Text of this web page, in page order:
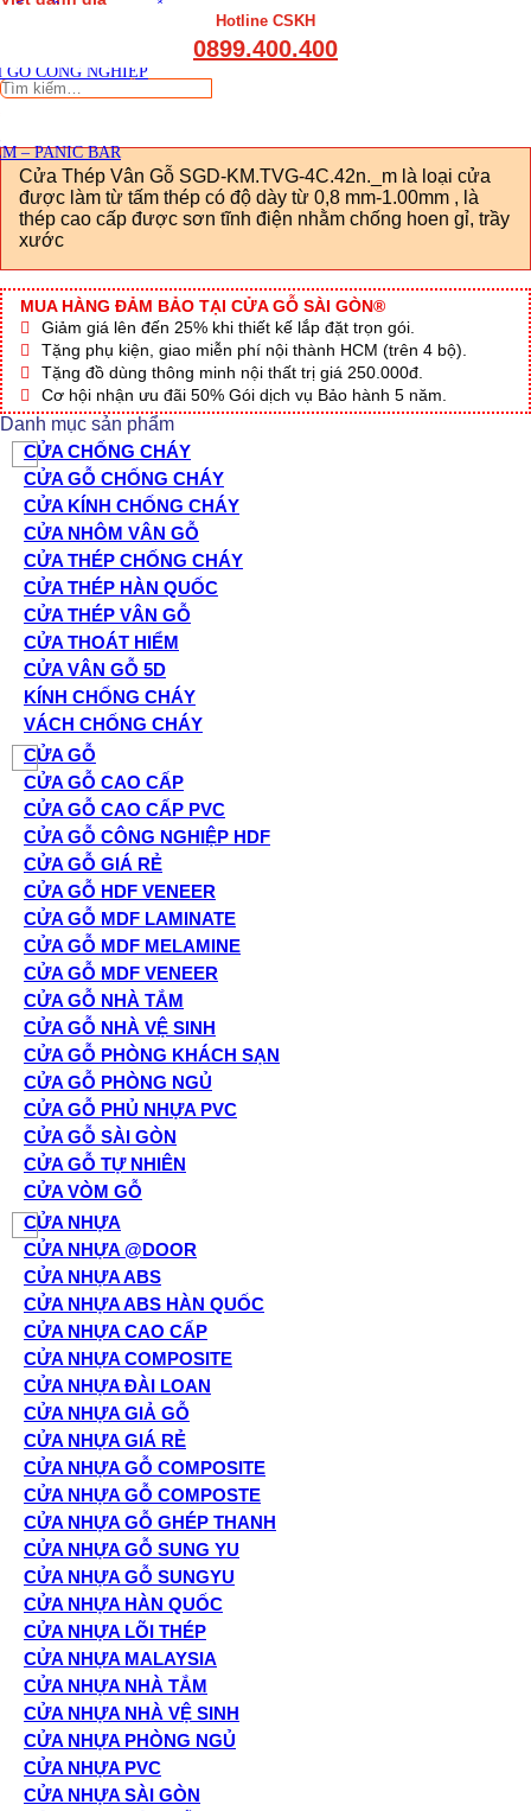
CẦU THANG GỖ
GỖ CÔNG NGHIỆP
– PANIC BAR
Hotline CSKH
0899.400.400
Tìm
Cửa Thép Vân Gỗ SGD-KM.TVG-4C.42n._m là loại cửa
được làm từ tấm thép có độ dày từ 0,8 mm-1.00mm , là
thép cao cấp được sơn tĩnh điện nhằm chống hoen gỉ, trầy
xước
MUA HÀNG ĐẢM BẢO TẠI CỬA GỖ SÀI GÒN®
Giảm giá lên đến 25% khi thiết kế lắp đặt trọn gói.
Tặng phụ kiện, giao miễn phí nội thành HCM (trên 4 bộ).
Tặng đồ dùng thông minh nội thất trị giá 250.000đ.
Cơ hội nhận ưu đãi 50% Gói dịch vụ Bảo hành 5 năm.
Danh mục sản phẩm
CỬA CHỐNG CHÁY
CỬA GỖ CHỐNG CHÁY
CỬA KÍNH CHỐNG CHÁY
CỬA NHÔM VÂN GỖ
CỬA THÉP CHỐNG CHÁY
CỬA THÉP HÀN QUỐC
CỬA THÉP VÂN GỖ
CỬA THOÁT HIỂM
CỬA VÂN GỖ 5D
KÍNH CHỐNG CHÁY
VÁCH CHỐNG CHÁY
CỬA GỖ
CỬA GỖ CAO CẤP
CỬA GỖ CAO CẤP PVC
CỬA GỖ CÔNG NGHIỆP HDF
CỬA GỖ GIÁ RẺ
CỬA GỖ HDF VENEER
CỬA GỖ MDF LAMINATE
CỬA GỖ MDF MELAMINE
CỬA GỖ MDF VENEER
CỬA GỖ NHÀ TẮM
CỬA GỖ NHÀ VỆ SINH
CỬA GỖ PHÒNG KHÁCH SẠN
CỬA GỖ PHÒNG NGỦ
CỬA GỖ PHỦ NHỰA PVC
CỬA GỖ SÀI GÒN
CỬA GỖ TỰ NHIÊN
CỬA VÒM GỖ
CỬA NHỰA
CỬA NHỰA @DOOR
CỬA NHỰA ABS
CỬA NHỰA ABS HÀN QUỐC
CỬA NHỰA CAO CẤP
CỬA NHỰA COMPOSITE
CỬA NHỰA ĐÀI LOAN
CỬA NHỰA GIẢ GỖ
CỬA NHỰA GIÁ RẺ
CỬA NHỰA GỖ COMPOSITE
CỬA NHỰA GỖ COMPOSTE
CỬA NHỰA GỖ GHÉP THANH
CỬA NHỰA GỖ SUNG YU
CỬA NHỰA GỖ SUNGYU
CỬA NHỰA HÀN QUỐC
CỬA NHỰA LÕI THÉP
CỬA NHỰA MALAYSIA
CỬA NHỰA NHÀ TẮM
CỬA NHỰA NHÀ VỆ SINH
CỬA NHỰA PHÒNG NGỦ
CỬA NHỰA PVC
CỬA NHỰA SÀI GÒN